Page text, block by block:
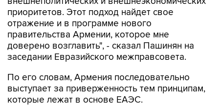
приоритетов. Этот подход найдет свое
отражение и в программе нового
правительства Армении, которое мне
доверено возглавить", - сказал Пашинян на
заседании Евразийского межправсовета.
По его словам, Армения последовательно
выступает за приверженность тем принципам,
которые лежат в основе ЕАЭС.